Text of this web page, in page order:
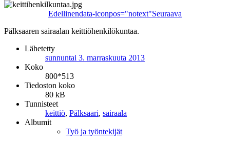
Edellinendata-iconpos="notext"Seuraava
Pälksaaren sairaalan keittiöhenkilökuntaa.
Lähetetty
sunnuntai 3. marraskuuta 2013
Koko
800*513
Tiedoston koko
80 kB
Tunnisteet
keittiö, Pälksaari, sairaala
Albumit
Työ ja työntekijät